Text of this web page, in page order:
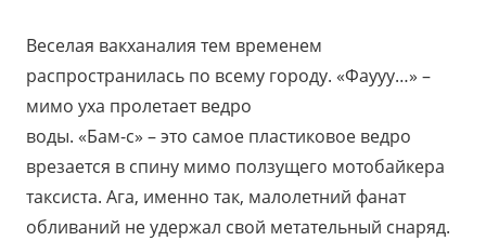
Веселая вакханалия тем временем
распространилась по всему городу. «Фаууу…» –
мимо уха пролетает ведро
воды. «Бам-с» – это самое пластиковое ведро
врезается в спину мимо ползущего мотобайкера
таксиста. Ага, именно так, малолетний фанат
обливаний не удержал свой метательный снаряд.